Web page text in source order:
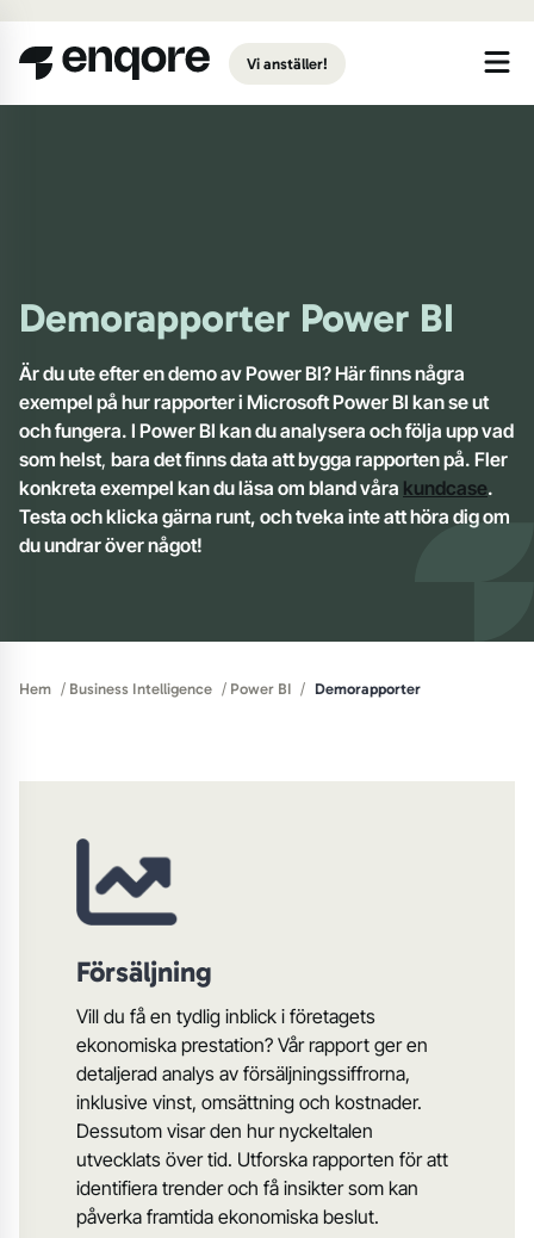
Vi anställer!
Demorapporter Power BI
Är du ute efter en demo av Power BI? Här finns några
exempel på hur rapporter i Microsoft Power BI kan se ut
och fungera. I Power BI kan du analysera och följa upp vad
som helst, bara det finns data att bygga rapporten på. Fler
konkreta exempel kan du läsa om bland våra kundcase.
Testa och klicka gärna runt, och tveka inte att höra dig om
du undrar över något!
Hem / Business Intelligence / Power BI / Demorapporter
Försäljning
Vill du få en tydlig inblick i företagets
ekonomiska prestation? Vår rapport ger en
detaljerad analys av försäljningssiffrorna,
inklusive vinst, omsättning och kostnader.
Dessutom visar den hur nyckeltalen
utvecklats över tid. Utforska rapporten för att
identifiera trender och få insikter som kan
påverka framtida ekonomiska beslut.